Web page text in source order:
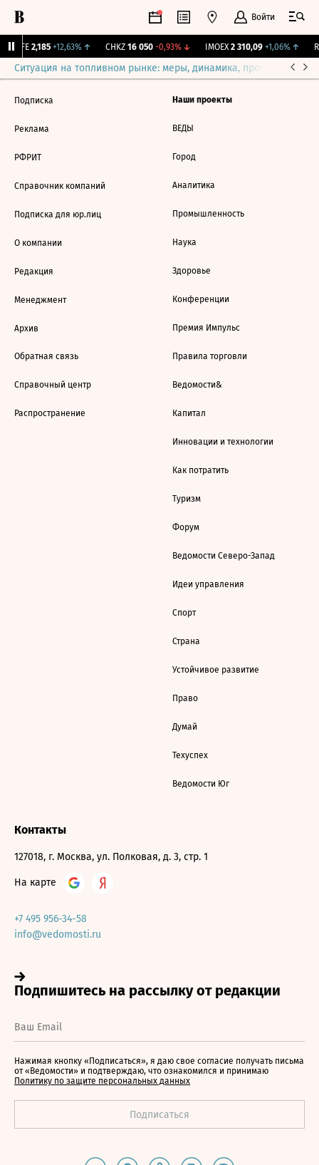
Войти
LIFE 2,185 +12,63%↑ CHKZ 16 050 -0,93%↓ IMOEX 2 310,09 +1,06%↑
Ситуация на топливном рынке: меры, динамика, прогнозы
Подписка
Реклама
РФРИТ
Справочник компаний
Подписка для юр.лиц
О компании
Редакция
Менеджмент
Архив
Обратная связь
Справочный центр
Распространение
Наши проекты
ВЕДЫ
Город
Аналитика
Промышленность
Наука
Здоровье
Конференции
Премия Импульс
Правила торговли
Ведомости&
Капитал
Инновации и технологии
Как потратить
Туризм
Форум
Ведомости Северо-Запад
Идеи управления
Спорт
Страна
Устойчивое развитие
Право
Думай
Техуспех
Ведомости Юг
Контакты
127018, г. Москва, ул. Полковая, д. 3, стр. 1
На карте
+7 495 956-34-58
info@vedomosti.ru
Нажимая кнопку «Подписаться», я даю свое согласие получать письма
от «Ведомости» и подтверждаю, что ознакомился и принимаю
Политику по защите персональных данных